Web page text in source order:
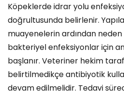
Köpeklerde idrar yolu
doğrultusunda belirlenir.
muayenelerin ardından
bakteriyel enfeksiyonlar için
başlanır. Veteriner hekim
belirtilmedikçe antibiyotik
devam edilmelidir. Tedavi